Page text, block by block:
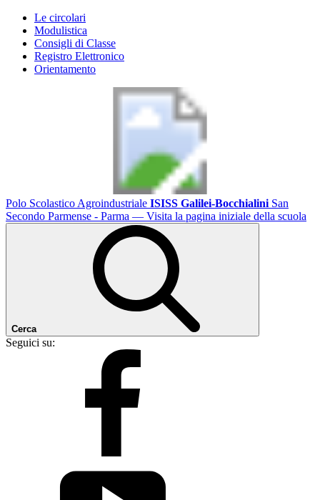
Le circolari
Modulistica
Consigli di Classe
Registro Elettronico
Orientamento
Polo Scolastico Agroindustriale ISISS Galilei-Bocchialini San
Secondo Parmense - Parma — Visita la pagina iniziale della scuola
Cerca
Seguici su: